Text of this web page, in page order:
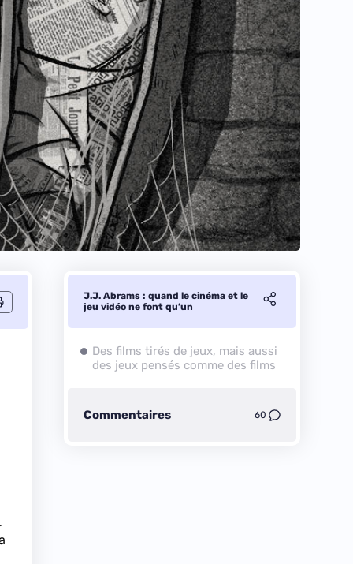
J.J. Abrams : quand le cinéma et le
jeu vidéo ne font qu’un
Des films tirés de jeux, mais aussi
des jeux pensés comme des films
Commentaires 60